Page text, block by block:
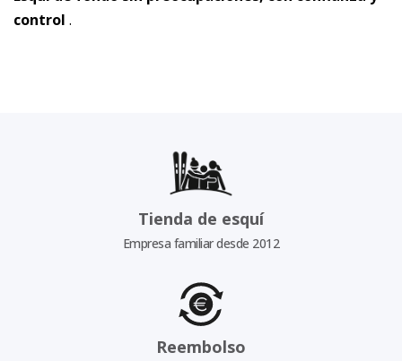
control .
Tienda de esquí
Empresa familiar desde 2012
Reembolso